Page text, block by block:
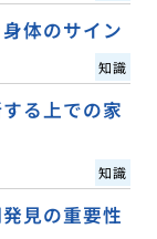
体のサイン
知識
る上での家
知識
見の重要性